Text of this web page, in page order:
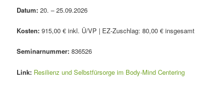
Datum:20. – 25.09.2026
Kosten:915,00 € inkl. Ü/VP | EZ-Zuschlag: 80,00 € insgesamt
Seminarnummer: 836526
Link: Resilienz und Selbstfürsorge im Body-Mind Centering